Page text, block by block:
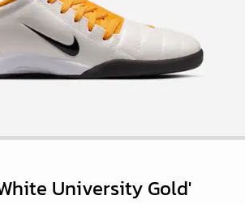
4 5 6 7 8
University Gold'